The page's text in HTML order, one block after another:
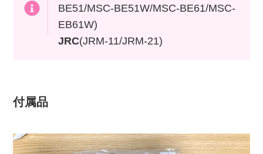
BE51/MSC-BE51W/MSC-BE61/MSC-
EB61W)
JRC(JRM-11/JRM-21)
付属品